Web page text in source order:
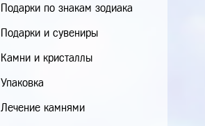
Подарки по знакам зодиака
Подарки и сувениры
Камни и кристаллы
Упаковка
Лечение камнями